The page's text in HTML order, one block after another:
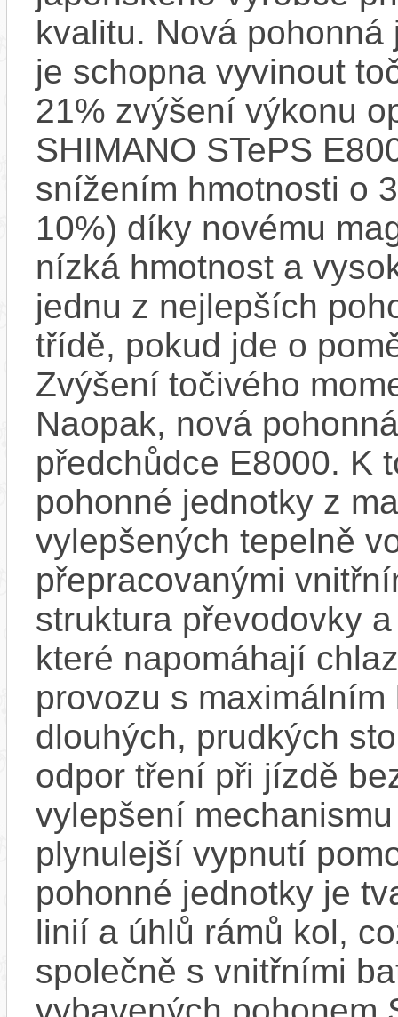
kvalitu. Nová
je schopna vyvinout
21% zvýšení výkonu
SHIMANO STePS
snížením hmotnosti o
10%) díky novému
nízká hmotnost a
jednu z nejlepších
třídě, pokud jde o
Zvýšení točivého
Naopak, nová
předchůdce E8000. K
pohonné jednotky z
vylepšených tepelně
přepracovanými
struktura převodovky
které napomáhají
provozu s
dlouhých, prudkých
odpor tření při jízdě
vylepšení
plynulejší vypnutí
pohonné jednotky je
linií a úhlů rámů kol,
společně s vnitřními